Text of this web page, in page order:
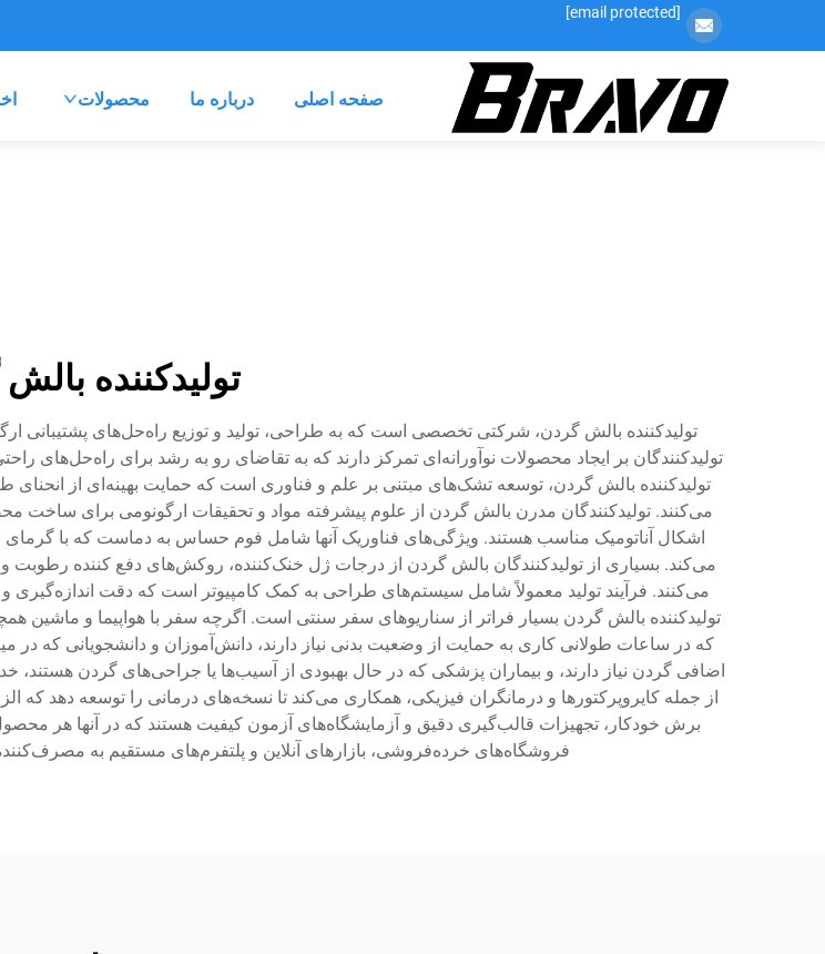
[email protected]
صفحه اصلی درباره ما محصولات
تولیدکننده
تولیدکننده بالش گردن، شرکتی تخصصی است که به طراحی، تولید و توزیع راه‌حل‌های پشتیبانی
تولیدکنندگان بر ایجاد محصولات نوآورانه‌ای تمرکز دارند که به تقاضای رو به رشد برای
تولیدکننده بالش گردن، توسعه تشک‌های مبتنی بر علم و فناوری است که حمایت بهینه‌ای از
می‌کنند. تولیدکنندگان مدرن بالش گردن از علوم پیشرفته مواد و تحقیقات ارگونومی برای ساخت
اشکال آناتومیک مناسب هستند. ویژگی‌های فناوریک آنها شامل فوم حساس به دماست که با
می‌کند. بسیاری از تولیدکنندگان بالش گردن از درجات ژل خنک‌کننده، روکش‌های دفع کننده
می‌کنند. فرآیند تولید معمولاً شامل سیستم‌های طراحی به کمک کامپیوتر است که دقت اندازه‌گیری
تولیدکننده بالش گردن بسیار فراتر از سناریوهای سفر سنتی است. اگرچه سفر با هواپیما و ماشین
که در ساعات طولانی کاری به حمایت از وضعیت بدنی نیاز دارند، دانش‌آموزان و دانشجویانی که در
اضافی گردن نیاز دارند، و بیماران پزشکی که در حال بهبودی از آسیب‌ها یا جراحی‌های گردن
از جمله کایروپرکتورها و درمانگران فیزیکی، همکاری می‌کند تا نسخه‌های درمانی را توسعه دهد
برش خودکار، تجهیزات قالب‌گیری دقیق و آزمایشگاه‌های آزمون کیفیت هستند که در آنها هر
فروشگاه‌های خرده‌فروشی، بازارهای آنلاین و پلتفرم‌های مستقیم به